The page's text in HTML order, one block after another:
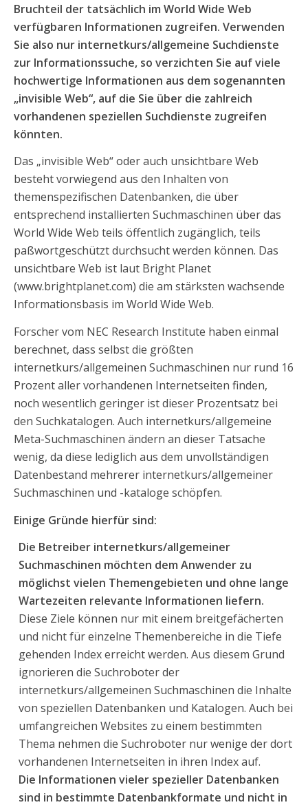
Bruchteil der tatsächlich im World Wide Web
verfügbaren Informationen zugreifen. Verwenden
Sie also nur internetkurs/allgemeine Suchdienste
zur Informationssuche, so verzichten Sie auf viele
hochwertige Informationen aus dem sogenannten
„invisible Web“, auf die Sie über die zahlreich
vorhandenen speziellen Suchdienste zugreifen
könnten.
Das „invisible Web“ oder auch unsichtbare Web
besteht vorwiegend aus den Inhalten von
themenspezifischen Datenbanken, die über
entsprechend installierten Suchmaschinen über das
World Wide Web teils öffentlich zugänglich, teils
paßwortgeschützt durchsucht werden können. Das
unsichtbare Web ist laut Bright Planet
(www.brightplanet.com) die am stärksten wachsende
Informationsbasis im World Wide Web.
Forscher vom NEC Research Institute haben einmal
berechnet, dass selbst die größten
internetkurs/allgemeinen Suchmaschinen nur rund 16
Prozent aller vorhandenen Internetseiten finden,
noch wesentlich geringer ist dieser Prozentsatz bei
den Suchkatalogen. Auch internetkurs/allgemeine
Meta-Suchmaschinen ändern an dieser Tatsache
wenig, da diese lediglich aus dem unvollständigen
Datenbestand mehrerer internetkurs/allgemeiner
Suchmaschinen und -kataloge schöpfen.
Einige Gründe hierfür sind:
Die Betreiber internetkurs/allgemeiner
Suchmaschinen möchten dem Anwender zu
möglichst vielen Themengebieten und ohne lange
Wartezeiten relevante Informationen liefern.
Diese Ziele können nur mit einem breitgefächerten
und nicht für einzelne Themenbereiche in die Tiefe
gehenden Index erreicht werden. Aus diesem Grund
ignorieren die Suchroboter der
internetkurs/allgemeinen Suchmaschinen die Inhalte
von speziellen Datenbanken und Katalogen. Auch bei
umfangreichen Websites zu einem bestimmten
Thema nehmen die Suchroboter nur wenige der dort
vorhandenen Internetseiten in ihren Index auf.
Die Informationen vieler spezieller Datenbanken
sind in bestimmte Datenbankformate und nicht in